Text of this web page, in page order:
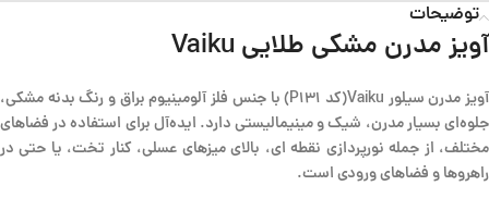
توضیحات
آویز مدرن مشکی طلایی Vaiku
آویز مدرن سیلور Vaiku(کد P131) با جنس فلز آلومینیوم براق و رنگ بدنه مشکی،
جلوه‌ای بسیار مدرن، شیک و مینیمالیستی دارد. ایده‌آل برای استفاده در فضاهای
مختلف، از جمله نورپردازی نقطه ای، بالای میزهای عسلی، کنار تخت، یا حتی در
راهروها و فضاهای ورودی است.